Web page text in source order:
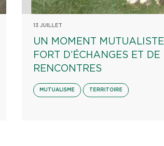
13 JUILLET
UN MOMENT MUTUALISTE
FORT D’ÉCHANGES ET DE
RENCONTRES
MUTUALISME TERRITOIRE